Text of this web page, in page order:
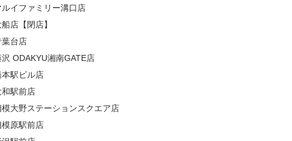
ルイファミリー溝口店
店【閉店】
葉台店
沢 ODAKYU湘南GATE店
本駅ビル店
和駅前店
模大野ステーションスクエア店
模原駅前店